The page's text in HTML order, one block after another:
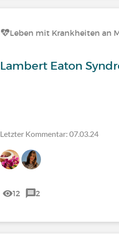
Leben mit Krankheiten an
Lambert Eaton
Letzter Kommentar: 07.03.24
12 2